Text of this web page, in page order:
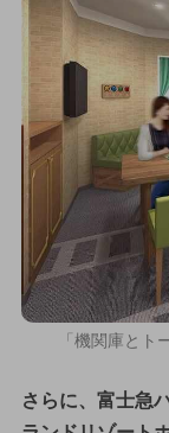
「機関庫とト
さらに、富士急